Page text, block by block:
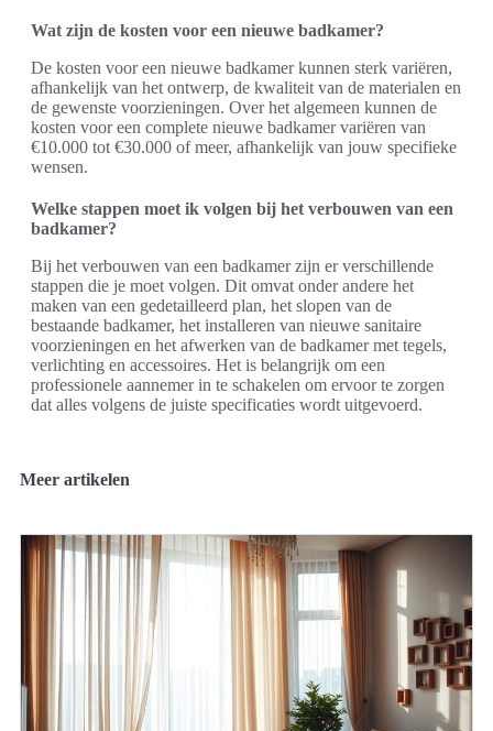
Wat zijn de kosten voor een nieuwe badkamer?
De kosten voor een nieuwe badkamer kunnen sterk variëren,
afhankelijk van het ontwerp, de kwaliteit van de materialen en
de gewenste voorzieningen. Over het algemeen kunnen de
kosten voor een complete nieuwe badkamer variëren van
€10.000 tot €30.000 of meer, afhankelijk van jouw specifieke
wensen.
Welke stappen moet ik volgen bij het verbouwen van een
badkamer?
Bij het verbouwen van een badkamer zijn er verschillende
stappen die je moet volgen. Dit omvat onder andere het
maken van een gedetailleerd plan, het slopen van de
bestaande badkamer, het installeren van nieuwe sanitaire
voorzieningen en het afwerken van de badkamer met tegels,
verlichting en accessoires. Het is belangrijk om een
professionele aannemer in te schakelen om ervoor te zorgen
dat alles volgens de juiste specificaties wordt uitgevoerd.
Meer artikelen